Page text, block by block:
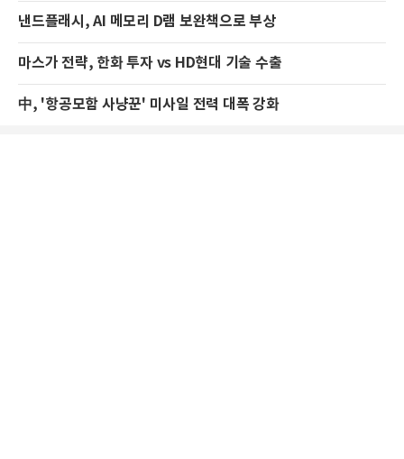
낸드플래시, AI 메모리 D램 보완책으로 부상
마스가 전략, 한화 투자 vs HD현대 기술 수출
中, '항공모함 사냥꾼' 미사일 전력 대폭 강화